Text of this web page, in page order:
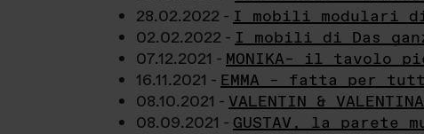
28.02.2022 - I mobili modulari di
02.02.2022 - I mobili di Das
07.12.2021 - MONIKA– il tavolo
16.11.2021 - EMMA – fatta per
08.10.2021 - VALENTIN &
08.09.2021 - GUSTAV, la